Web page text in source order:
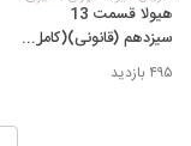
هیولا قسمت 13
سیزدهم (قانونی)(کامل)
| دانلود قسمت سیزدهم
۴۹۵ بازدید